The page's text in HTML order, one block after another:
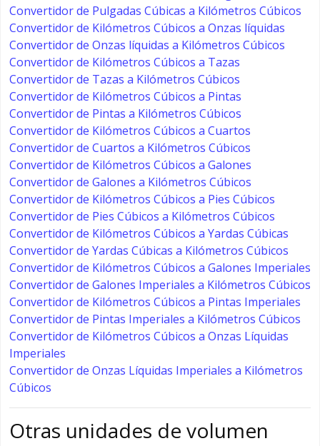
Convertidor de Pulgadas Cúbicas a Kilómetros Cúbicos
Convertidor de Kilómetros Cúbicos a Onzas líquidas
Convertidor de Onzas líquidas a Kilómetros Cúbicos
Convertidor de Kilómetros Cúbicos a Tazas
Convertidor de Tazas a Kilómetros Cúbicos
Convertidor de Kilómetros Cúbicos a Pintas
Convertidor de Pintas a Kilómetros Cúbicos
Convertidor de Kilómetros Cúbicos a Cuartos
Convertidor de Cuartos a Kilómetros Cúbicos
Convertidor de Kilómetros Cúbicos a Galones
Convertidor de Galones a Kilómetros Cúbicos
Convertidor de Kilómetros Cúbicos a Pies Cúbicos
Convertidor de Pies Cúbicos a Kilómetros Cúbicos
Convertidor de Kilómetros Cúbicos a Yardas Cúbicas
Convertidor de Yardas Cúbicas a Kilómetros Cúbicos
Convertidor de Kilómetros Cúbicos a Galones Imperiales
Convertidor de Galones Imperiales a Kilómetros Cúbicos
Convertidor de Kilómetros Cúbicos a Pintas Imperiales
Convertidor de Pintas Imperiales a Kilómetros Cúbicos
Convertidor de Kilómetros Cúbicos a Onzas Líquidas
Imperiales
Convertidor de Onzas Líquidas Imperiales a Kilómetros
Cúbicos
Otras unidades de volumen